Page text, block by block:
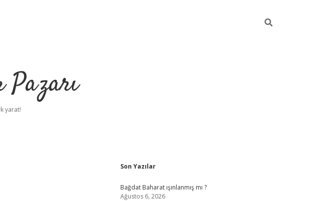
Pazarı
yarat!
Sidebar
Son Yazılar
Bağdat Baharat ışınlanmış mı ?
Ağustos 6, 2026